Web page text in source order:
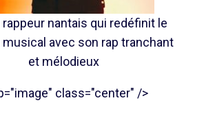
rappeur nantais qui redéfinit le
musical avec son rap tranchant
et mélodieux
class="center" />